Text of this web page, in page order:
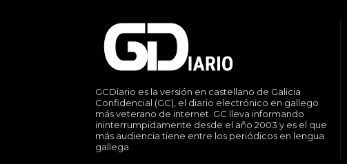
GCDiario es la versión en castellano de Galicia
Confidencial (GC), el diario electrónico en gallego
más veterano de internet. GC lleva informando
ininterrumpidamente desde el año 2003 y es el que
más audiencia tiene entre los periódicos en lengua
gallega.